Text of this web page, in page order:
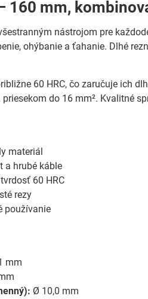
160 mm,
nástrojom pre
ohýbanie a ťahanie. Dlhé
60 HRC, čo zaručuje ich
do 16 mm². Kvalitné
materiál
a hrubé káble
60 HRC
rezy
používanie
mm
Ø 10,0 mm